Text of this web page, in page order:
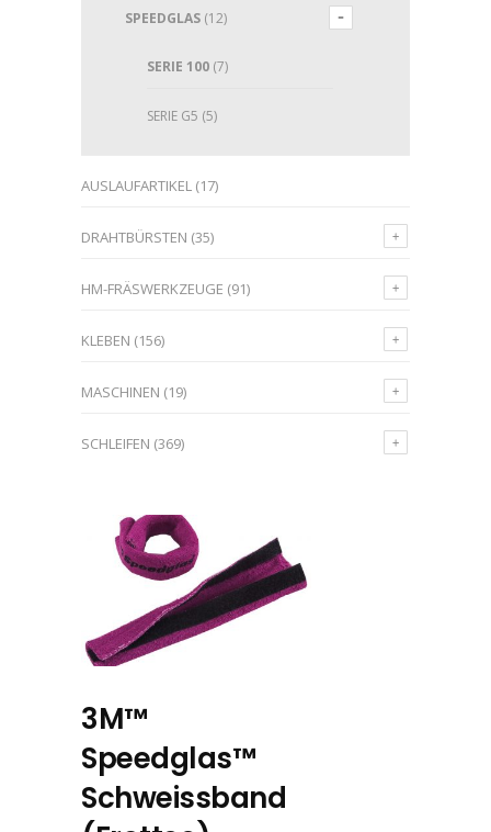
SPEEDGLAS (12)
SERIE 100 (7)
SERIE G5 (5)
AUSLAUFARTIKEL (17)
DRAHTBÜRSTEN (35)
HM-FRÄSWERKZEUGE (91)
KLEBEN (156)
MASCHINEN (19)
SCHLEIFEN (369)
3M™
Speedglas™
Schweissband